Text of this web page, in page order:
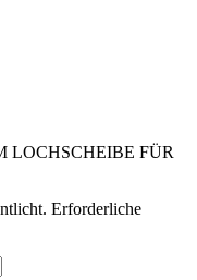
LOCHSCHEIBE FÜR
Erforderliche